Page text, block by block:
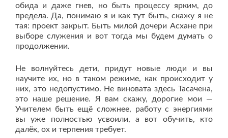
обида и даже гнев, но быть процессу ярким, до
предела. Да, понимаю я и как тут быть, скажу я не
тая: проект закрыт. Быть милой дочери Асхане при
выборе служения и вот тогда мы будем думать о
продолжении.
Не волнуйтесь дети, придут новые люди и вы
научите их, но в таком режиме, как происходит у
них, это недопустимо. Не виновата здесь Тасачена,
это наше решение. Я вам скажу, дорогие мои —
Учителем быть ещё сложнее, работу с энергиями
вы уже полностью усвоили, а вот обучить, кто
далёк, ох и терпения требует.